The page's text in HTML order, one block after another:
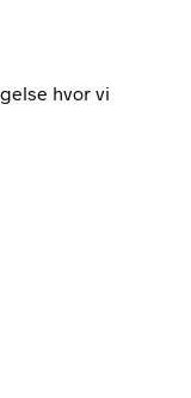
hvor vi